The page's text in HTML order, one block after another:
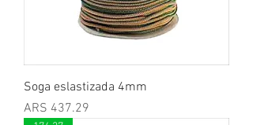
Soga eslastizada 4mm
Price
ARS 437.29